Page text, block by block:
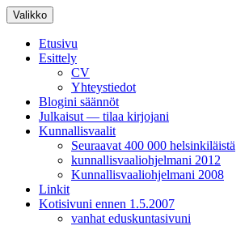
Siirry
sisältöön
Valikko
Etusivu
Esittely
CV
Yhteystiedot
Blogini säännöt
Julkaisut — tilaa kirjojani
Kunnallisvaalit
Seuraavat 400 000 helsinkiläistä
kunnallisvaaliohjelmani 2012
Kunnallisvaaliohjelmani 2008
Linkit
Kotisivuni ennen 1.5.2007
vanhat eduskuntasivuni